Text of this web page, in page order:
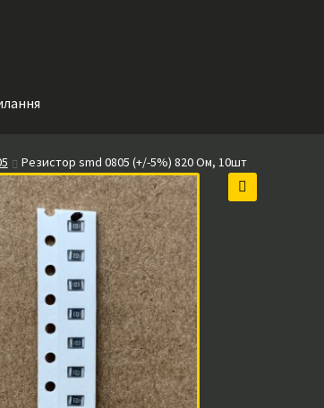
Резистор smd 0805 (+/-5%) 820 Ом, 10шт